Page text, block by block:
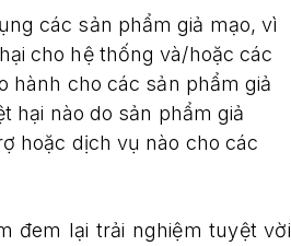
các sản phẩm giả mạo, vì
cho hệ thống và/hoặc các
hành cho các sản phẩm giả
hại nào do sản phẩm giả
hoặc dịch vụ nào cho các
đem lại trải nghiệm tuyệt vời